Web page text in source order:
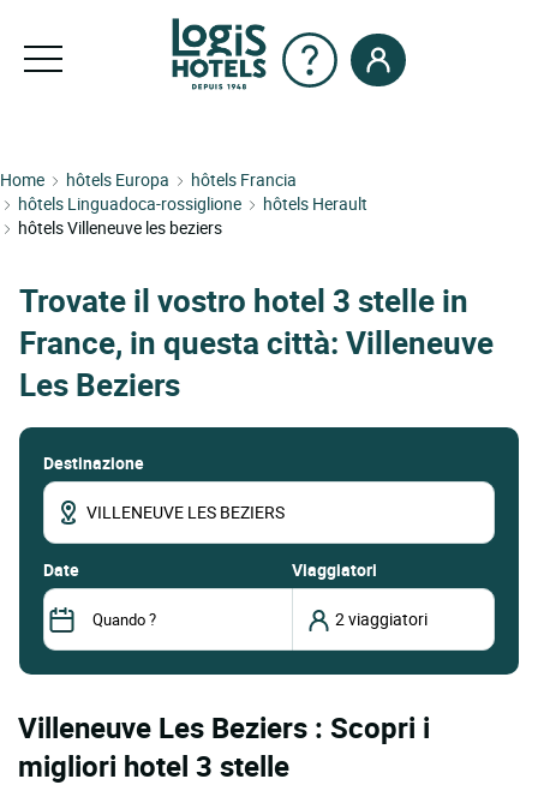
Home hôtels Europa
hôtels Francia
hôtels Linguadoca-rossiglione
hôtels Herault
hôtels Villeneuve les beziers
Trovate il vostro hotel 3 stelle in
France, in questa città: Villeneuve
Les Beziers
Destinazione
date Viaggiatori
Villeneuve Les Beziers : Scopri i
migliori hotel 3 stelle